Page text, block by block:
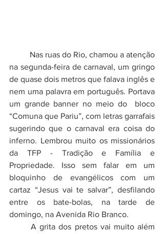
na segunda-feira de carnaval, um gringo
de quase dois metros que falava inglês e
nem uma palavra em português. Portava
um grande banner no meio do  bloco
“Comuna que Pariu”, com letras garrafais
sugerindo que o carnaval era coisa do
inferno. Lembrou muito os missionários
da TFP - Tradição e Família e
Propriedade. Isso sem falar em um
bloquinho de evangélicos com um
cartaz “Jesus vai te salvar”, desfilando
entre os bate-bolas, na tarde de
domingo, na Avenida Rio Branco.
	A grita dos pretos vai muito além